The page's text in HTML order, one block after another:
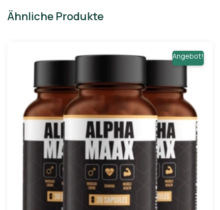
Ähnliche Produkte
Angebot!